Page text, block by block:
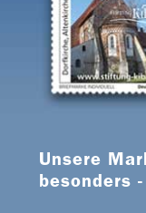
Unsere
besonders